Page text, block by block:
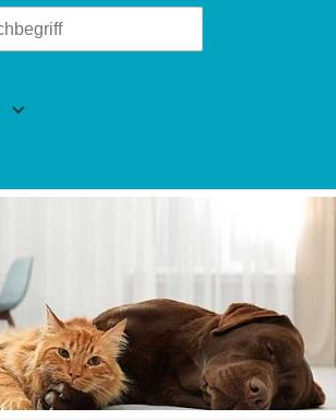
Submenu for "Tierhalter"